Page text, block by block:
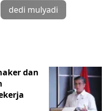
dedi mulyadi
dan